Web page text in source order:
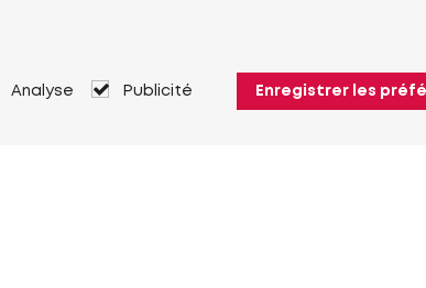
Analyse Publicité Enregistrer les